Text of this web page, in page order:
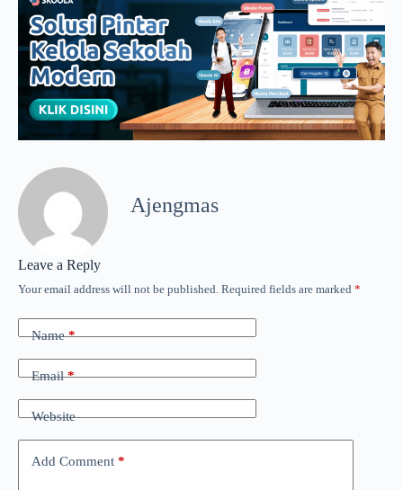
Ajengmas
Leave a Reply
Your email address will not be published. Required fields are marked *
Name*
Email*
Website
Add Comment *